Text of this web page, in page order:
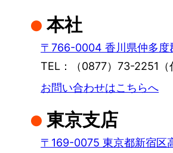
本社
〒766-0004 香川県仲多度
TEL：（0877）73-2251
お問い合わせはこちらへ
東京支店
〒169-0075 東京都新宿区